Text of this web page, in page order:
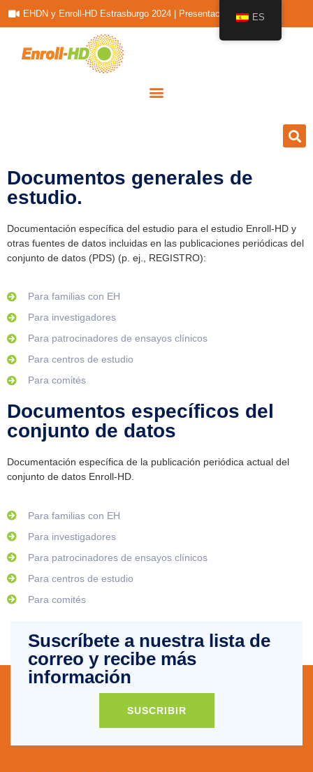
EHDN y Enroll-HD Estrasburgo 2024 | Presentaciones
Documentos generales de
estudio.
Documentación específica del estudio para el estudio Enroll-HD y
otras fuentes de datos incluidas en las publicaciones periódicas del
conjunto de datos (PDS) (p. ej., REGISTRO):
Para familias con EH
Para investigadores
Para patrocinadores de ensayos clínicos
Para centros de estudio
Para comités
Documentos específicos del
conjunto de datos
Documentación específica de la publicación periódica actual del
conjunto de datos Enroll-HD.
Para familias con EH
Para investigadores
Para patrocinadores de ensayos clínicos
Para centros de estudio
Para comités
Suscríbete a nuestra lista de
correo y recibe más
información
SUSCRIBIR
ES